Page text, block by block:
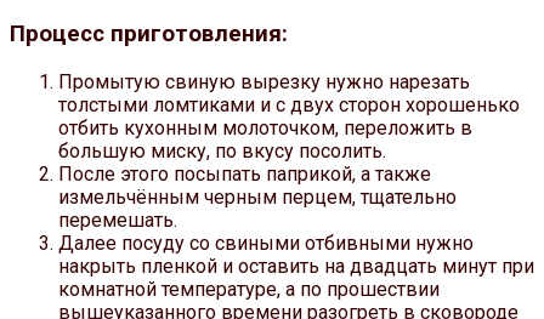
Процесс приготовления:
Промытую свиную вырезку нужно нарезать
толстыми ломтиками и с двух сторон хорошенько
отбить кухонным молоточком, переложить в
большую миску, по вкусу посолить.
После этого посыпать паприкой, а также
измельчённым черным перцем, тщательно
перемешать.
Далее посуду со свиными отбивными нужно
накрыть пленкой и оставить на двадцать минут при
комнатной температуре, а по прошествии
вышеуказанного времени разогреть в сковороде